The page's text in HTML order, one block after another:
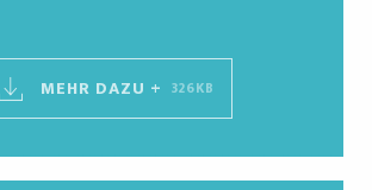
MEHR DAZU + 326KB